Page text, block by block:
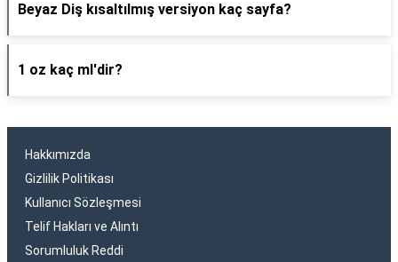
Beyaz Diş kısaltılmış versiyon kaç sayfa?
1 oz kaç ml'dir?
Hakkımızda
Gizlilik Politikası
Kullanıcı Sözleşmesi
Telif Hakları ve Alıntı
Sorumluluk Reddi